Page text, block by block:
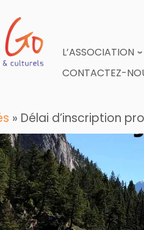
L’ASSOCIATION
CONTACTEZ-
» Délai d’inscription